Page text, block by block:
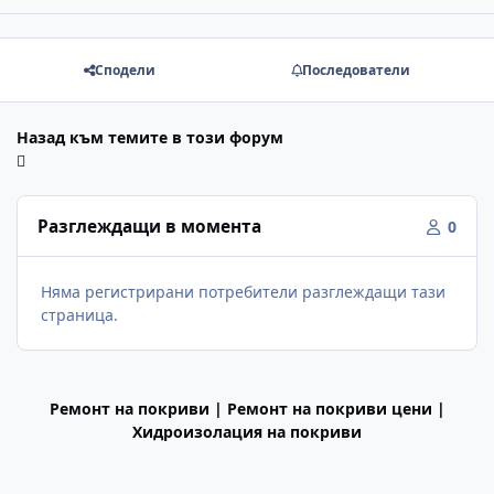
Сподели Последователи
Назад към темите в този форум
Разглеждащи в момента 0
Няма регистрирани потребители разглеждащи тази
страница.
Ремонт на покриви | Ремонт на покриви цени |
Хидроизолация на покриви